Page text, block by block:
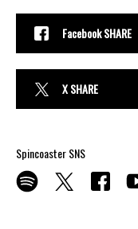
Facebook SHARE
X SHARE
Spincoaster SNS